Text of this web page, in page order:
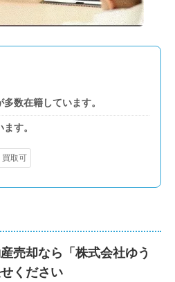
数在籍しています。
す。
買取可
売却なら「株式会社ゆう
ください